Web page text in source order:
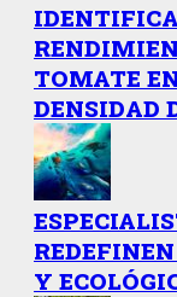
TOMATE
DENSIDAD
Y